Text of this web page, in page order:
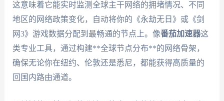
这意味着它能实时监测全球主干网络的拥堵情况、不同
地区的网络政策变化，自动将你的《永劫无日》或《剑
网3》游戏数据分配到最畅通的节点上。像番茄加速器这
类专业工具，通过构建**全球节点分布**的网络骨架，
确保无论你在纽约、伦敦还是悉尼，都能获得高质量的
回国内路由通道。